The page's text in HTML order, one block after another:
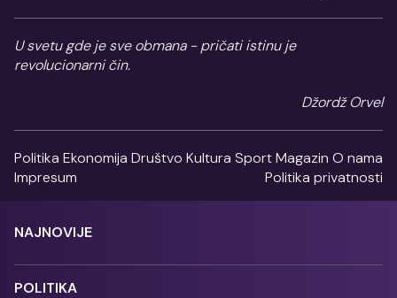
U svetu gde je sve obmana - pričati istinu je
revolucionarni čin.
Džordž Orvel
Politika Ekonomija Društvo Kultura SportMagazin O nama
Impresum
Politika privatnosti
NAJNOVIJE
POLITIKA